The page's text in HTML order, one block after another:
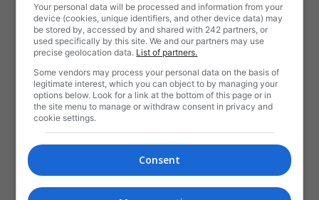
Your personal data will be processed and information from your
device (cookies, unique identifiers, and other device data) may
be stored by, accessed by and shared with 242 partners, or
used specifically by this site. We and our partners may use
precise geolocation data. List of partners.
Some vendors may process your personal data on the basis of
legitimate interest, which you can object to by managing your
options below. Look for a link at the bottom of this page or in
the site menu to manage or withdraw consent in privacy and
cookie settings.
Consent